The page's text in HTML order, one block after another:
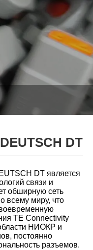
DT
DT является
связи и
обширную сеть
всему миру, что
TE Connectivity
НИОКР и
постоянно
разъемов.